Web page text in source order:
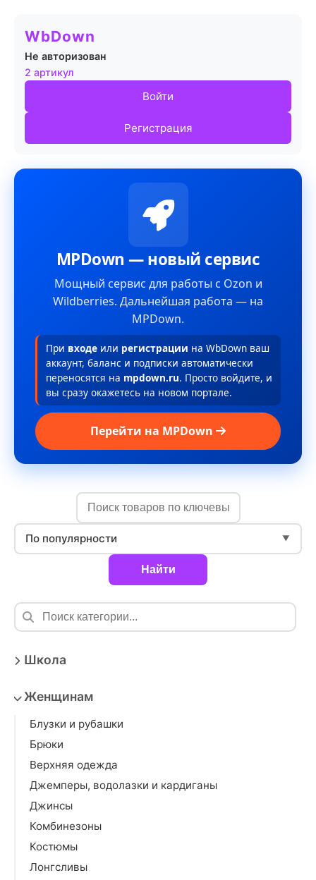
WbDown
Не авторизован
2 артикул
Войти
Регистрация
MPDown — новый сервис
Мощный сервис для работы с Ozon и
Wildberries. Дальнейшая работа — на
MPDown.
При входе или регистрации на WbDown ваш
аккаунт, баланс и подписки автоматически
переносятся на mpdown.ru. Просто войдите, и
вы сразу окажетесь на новом портале.
Перейти на MPDown
По популярности ▼
Найти
Школа
Женщинам
Блузки и рубашки
Брюки
Верхняя одежда
Джемперы, водолазки и кардиганы
Джинсы
Комбинезоны
Костюмы
Лонгсливы